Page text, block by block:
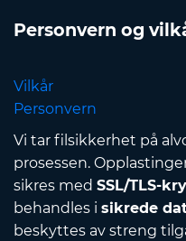
Personvern og
Vilkår
Personvern
Vi tar filsikkerhet på
prosessen.
sikres med SSL/TLS-
behandles i sikrede
beskyttes av streng